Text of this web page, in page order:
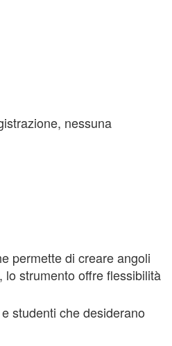
nessuna
permette di creare angoli
strumento offre flessibilità
studenti che desiderano